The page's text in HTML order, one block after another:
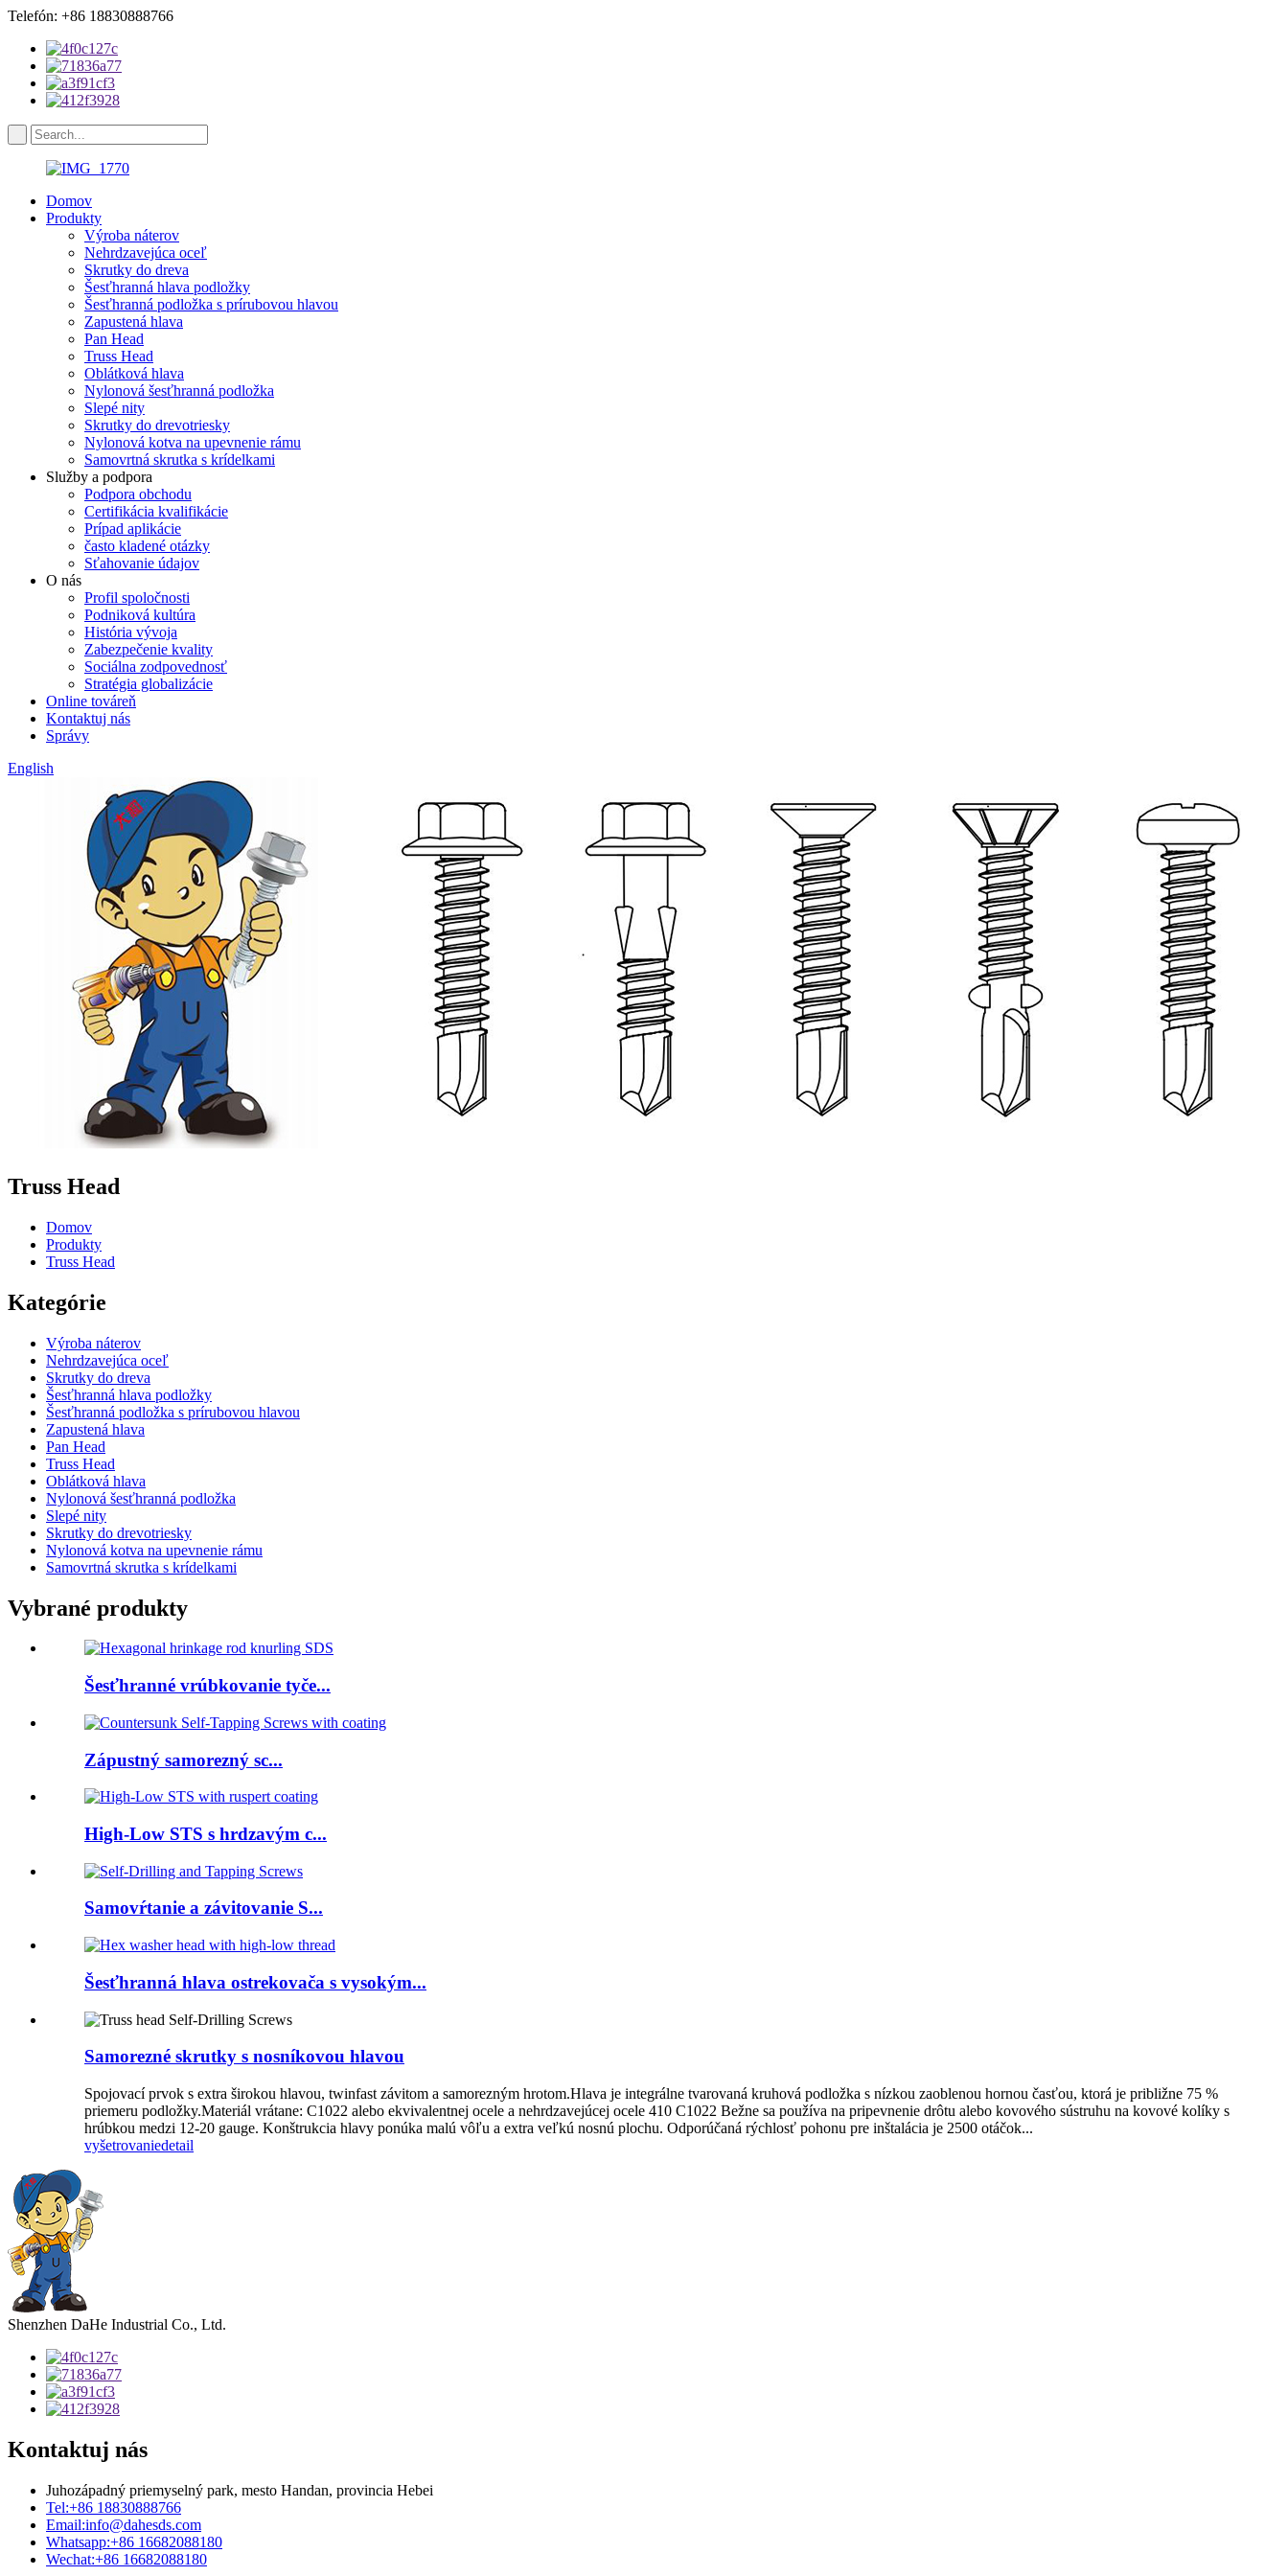
Telefón: +86 18830888766
Domov
Produkty
Výroba náterov
Nehrdzavejúca oceľ
Skrutky do dreva
Šesťhranná hlava podložky
Šesťhranná podložka s prírubovou hlavou
Zapustená hlava
Pan Head
Truss Head
Oblátková hlava
Nylonová šesťhranná podložka
Slepé nity
Skrutky do drevotriesky
Nylonová kotva na upevnenie rámu
Samovrtná skrutka s krídelkami
Služby a podpora
Podpora obchodu
Certifikácia kvalifikácie
Prípad aplikácie
často kladené otázky
Sťahovanie údajov
O nás
Profil spoločnosti
Podniková kultúra
História vývoja
Zabezpečenie kvality
Sociálna zodpovednosť
Stratégia globalizácie
Online továreň
Kontaktuj nás
Správy
English
Truss Head
Domov
Produkty
Truss Head
Kategórie
Výroba náterov
Nehrdzavejúca oceľ
Skrutky do dreva
Šesťhranná hlava podložky
Šesťhranná podložka s prírubovou hlavou
Zapustená hlava
Pan Head
Truss Head
Oblátková hlava
Nylonová šesťhranná podložka
Slepé nity
Skrutky do drevotriesky
Nylonová kotva na upevnenie rámu
Samovrtná skrutka s krídelkami
Vybrané produkty
Šesťhranné vrúbkovanie tyče...
Zápustný samorezný sc...
High-Low STS s hrdzavým c...
Samovŕtanie a závitovanie S...
Šesťhranná hlava ostrekovača s vysokým...
Samorezné skrutky s nosníkovou hlavou
Spojovací prvok s extra širokou hlavou, twinfast závitom a samorezným hrotom.Hlava je integrálne tvarovaná kruhová podložka s nízkou zaoblenou hornou časťou, ktorá je približne 75 %
priemeru podložky.Materiál vrátane: C1022 alebo ekvivalentnej ocele a nehrdzavejúcej ocele 410 C1022 Bežne sa používa na pripevnenie drôtu alebo kovového sústruhu na kovové kolíky s
hrúbkou medzi 12-20 gauge. Konštrukcia hlavy ponúka malú vôľu a extra veľkú nosnú plochu. Odporúčaná rýchlosť pohonu pre inštalácia je 2500 otáčok...
vyšetrovaniedetail
Shenzhen DaHe Industrial Co., Ltd.
Kontaktuj nás
Juhozápadný priemyselný park, mesto Handan, provincia Hebei
Tel:+86 18830888766
Email:info@dahesds.com
Whatsapp:+86 16682088180
Wechat:+86 16682088180